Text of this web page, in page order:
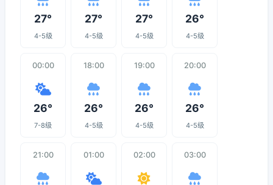
27°
4-5级
27°
4-5级
27°
4-5级
26°
4-5级
00:00
26°
7-8级
18:00
26°
4-5级
19:00
26°
4-5级
20:00
26°
4-5级
21:00 01:00 02:00 03:00